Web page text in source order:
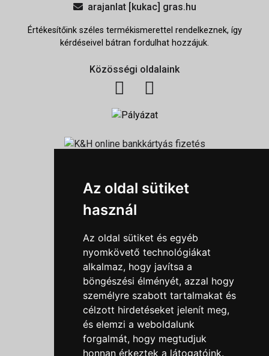
Az oldal sütiket
használ
Az oldal sütiket és egyéb
nyomkövető technológiákat
alkalmaz, hogy javítsa a
böngészési élményét, azzal hogy
személyre szabott tartalmakat és
célzott hirdetéseket jelenít meg,
és elemzi a weboldalunk
forgalmát, hogy megtudjuk
honnan érkeztek a látogatóink.
arajanlat [kukac] gras.hu
Értékesítőink széles termékismerettel rendelkeznek, így
kérdéseivel bátran fordulhat hozzájuk.
Közösségi oldalaink
Információk
Általános szerződési feltételek
Impresszum
Nyereményjáték szabály
Outlet nap nyereményjáték szabályzat
Süti beállítások
Menü
Ajánlatkérés